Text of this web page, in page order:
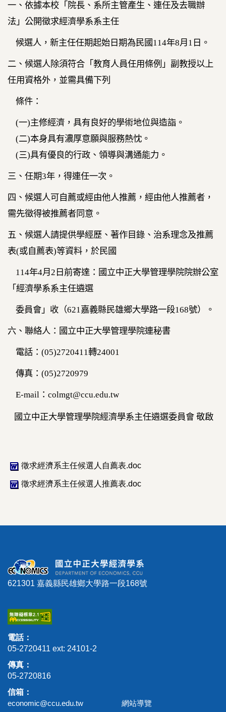
一、依據本校「院長、系所主管產生、連任及去職辦
法」公開徵求經濟學系系主任
候選人，新主任任期起始日期為民國114年8月 1 日。
二、候選人除須符合「教育人員任用條例」副教授以上
任用資格外，並需具備下列
條件：
(一)主修經濟，具有良好的學術地位與造詣。
(二)本身具有濃厚意願與服務熱忱。
(三)具有優良的行政、領導與溝通能力。
三、任期3年，得連任一次。
四、候選人可自薦或經由他人推薦，經由他人推薦者，
需先徵得被推薦者同意。
五、候選人請提供學經歷、著作目錄、治系理念及推薦
表(或自薦表)等資料，於民國
114年4月 2 日前寄達：國立中正大學管理學院院辦公室
「經濟學系系主任遴選
委員會」收（621 嘉義縣民雄鄉大學路一段168號）。
六、聯絡人：國立中正大學管理學院連秘書
電話： (05)2720411轉24001
傳真： (05)2720979
E-mail ： colmgt@ccu.edu.tw
國立中正大學管理學院經濟學系主任遴選委員會 敬啟
徵求經濟系主任候選人自薦表.doc
徵求經濟系主任候選人推薦表.doc
621301 嘉義縣民雄鄉大學路一段168號
電話：
05-2720411 ext: 24101-2
傳真：
05-2720816
信箱：
economic@ccu.edu.tw
網站導覽